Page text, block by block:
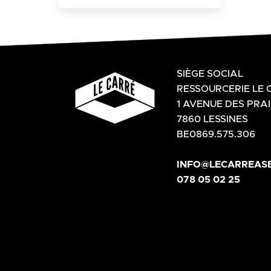
SIÈGE SOCIAL
RESSOURCERIE LE
1 AVENUE DES
7860 LESSINES
BE0869.575.306
078 05 02 25